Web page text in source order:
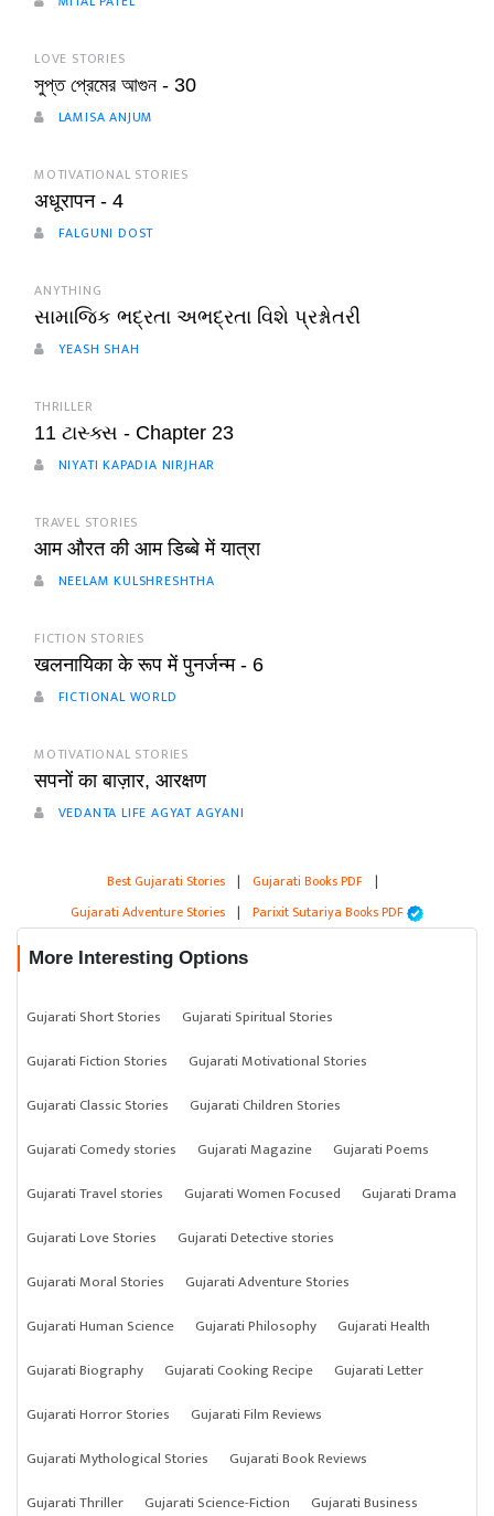
LOVE STORIES
সুপ্ত প্রেমের আগুন - 30
LAMISA ANJUM
MOTIVATIONAL STORIES
अधूरापन - 4
FALGUNI DOST
ANYTHING
સામાજિક ભદ્રતા અભદ્રતા વિશે પ્રશ્નોતરી
YEASH SHAH
THRILLER
11 ટાસ્ક્સ - Chapter 23
NIYATI KAPADIA NIRJHAR
TRAVEL STORIES
आम औरत की आम डिब्बे में यात्रा
NEELAM KULSHRESHTHA
FICTION STORIES
खलनायिका के रूप में पुनर्जन्म - 6
FICTIONAL WORLD
MOTIVATIONAL STORIES
सपनों का बाज़ार, आरक्षण
VEDANTA LIFE AGYAT AGYANI
Best Gujarati Stories | Gujarati Books PDF |
Gujarati Adventure Stories | Parixit Sutariya Books PDF
More Interesting Options
Gujarati Short Stories
Gujarati Spiritual Stories
Gujarati Fiction Stories
Gujarati Motivational Stories
Gujarati Classic Stories
Gujarati Children Stories
Gujarati Comedy stories
Gujarati Magazine
Gujarati Poems
Gujarati Travel stories
Gujarati Women Focused
Gujarati Drama
Gujarati Love Stories
Gujarati Detective stories
Gujarati Moral Stories
Gujarati Adventure Stories
Gujarati Human Science
Gujarati Philosophy
Gujarati Health
Gujarati Biography
Gujarati Cooking Recipe
Gujarati Letter
Gujarati Horror Stories
Gujarati Film Reviews
Gujarati Mythological Stories
Gujarati Book Reviews
Gujarati Thriller
Gujarati Science-Fiction
Gujarati Business